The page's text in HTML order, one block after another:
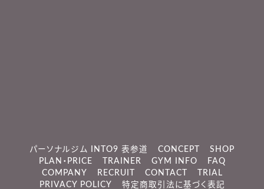
パーソナルジム INTO9 表参道 CONCEPT
SHOP
PLAN・PRICE
TRAINER GYM INFO
FAQ
COMPANY
RECRUIT CONTACT
TRIAL
PRIVACY POLICY
特定商取引法に基づく表記